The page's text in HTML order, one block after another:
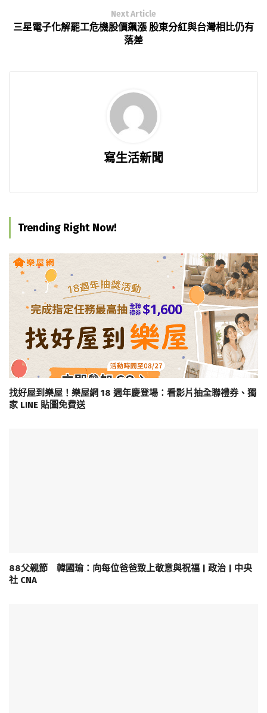
Next Article
三星電子化解罷工危機股價飆漲 股東分紅與台灣相比仍有
落差
寫生活新聞
Trending Right Now!
找好屋到樂屋！樂屋網 18 週年慶登場：看影片抽全聯禮券、獨
家 LINE 貼圖免費送
88父親節 韓國瑜：向每位爸爸致上敬意與祝福 | 政治 | 中央
社 CNA